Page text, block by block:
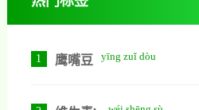
1 鹰嘴豆 yīng zuǐ dòu